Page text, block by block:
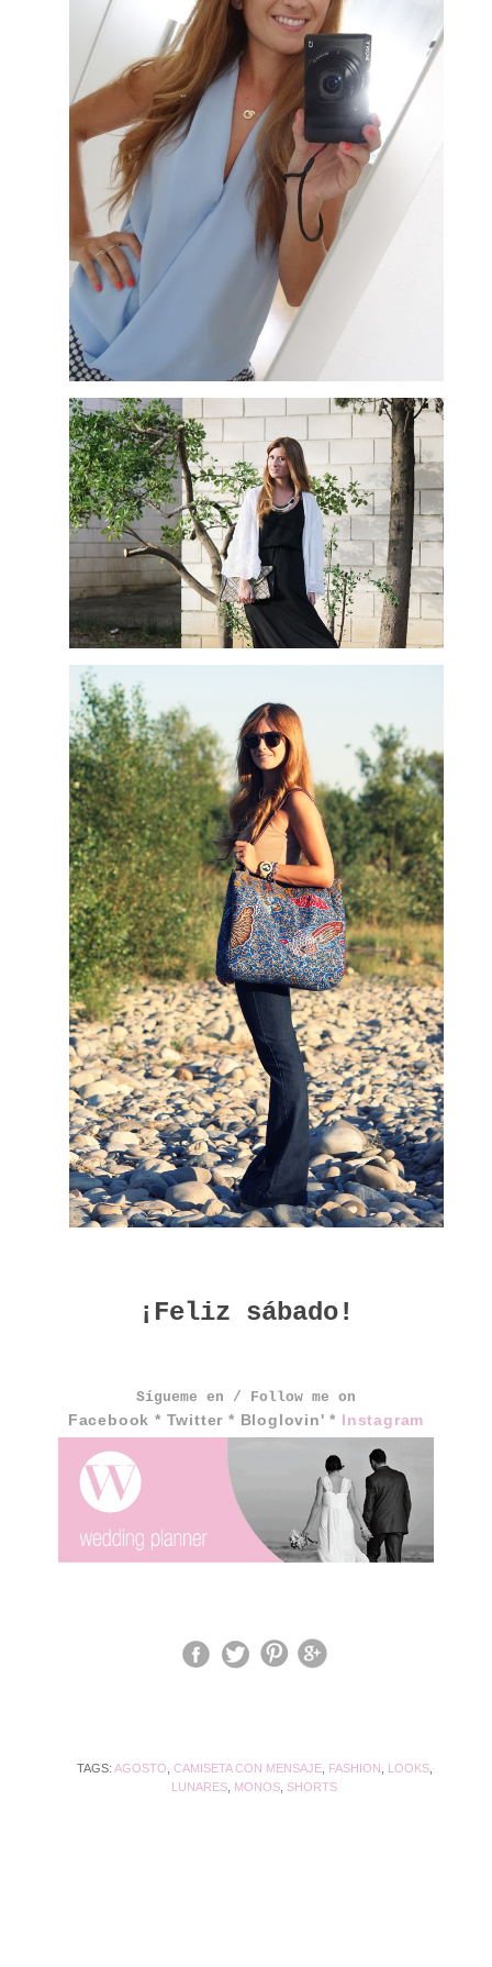
¡Feliz sábado!
Sígueme en / Follow me on
Facebook * Twitter * Bloglovin'* Instagram
TAGS: AGOSTO CAMISETA CON MENSAJE, FASHION LOOKS,
LUNARES MONOS SHORTS